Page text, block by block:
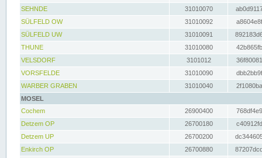
SEHNDE
31010070
SÜLFELD OW
31010092
SÜLFELD UW
31010091
THUNE
31010080
VELSDORF
3101012
VORSFELDE
31010090
WARBER GRABEN
31010040
MOSEL
Cochem
26900400
Detzem OP
26700180
Detzem UP
26700200
Enkirch OP
26700880